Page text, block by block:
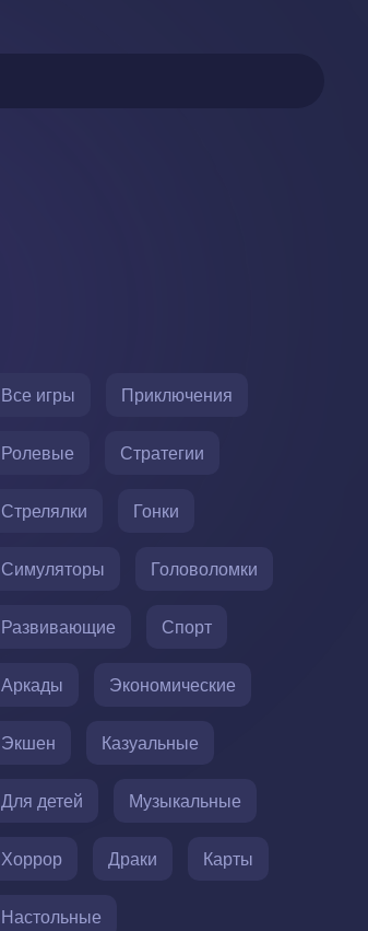
Все игры Приключения
Ролевые Стратегии
Стрелялки Гонки
Симуляторы Головоломки
Развивающие Спорт
Аркады Экономические
Экшен Казуальные
Для детей Музыкальные
Хоррор Драки Карты
Настольные